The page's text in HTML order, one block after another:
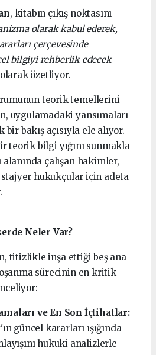
, kitabın çıkış noktasını
olarak kabul ederek,
çerçevesinde
bilgiyi rehberlik edecek
özetliyor.
teorik temellerini
uygulamadaki yansımaları
bakış açısıyla ele alıyor.
teorik bilgi yığını sunmakla
çalışan hakimler,
stajyer hukukçular için adeta
Neler Var?
titizlikle inşa ettiği beş ana
sürecinin en kritik
ve En Son İçtihatlar:
güncel kararları ışığında
hukuki analizlerle